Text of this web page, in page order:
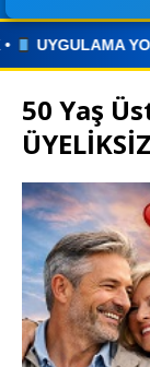
ZAMAN KAYBI
50 Yaş
ÜYELİKSİZ